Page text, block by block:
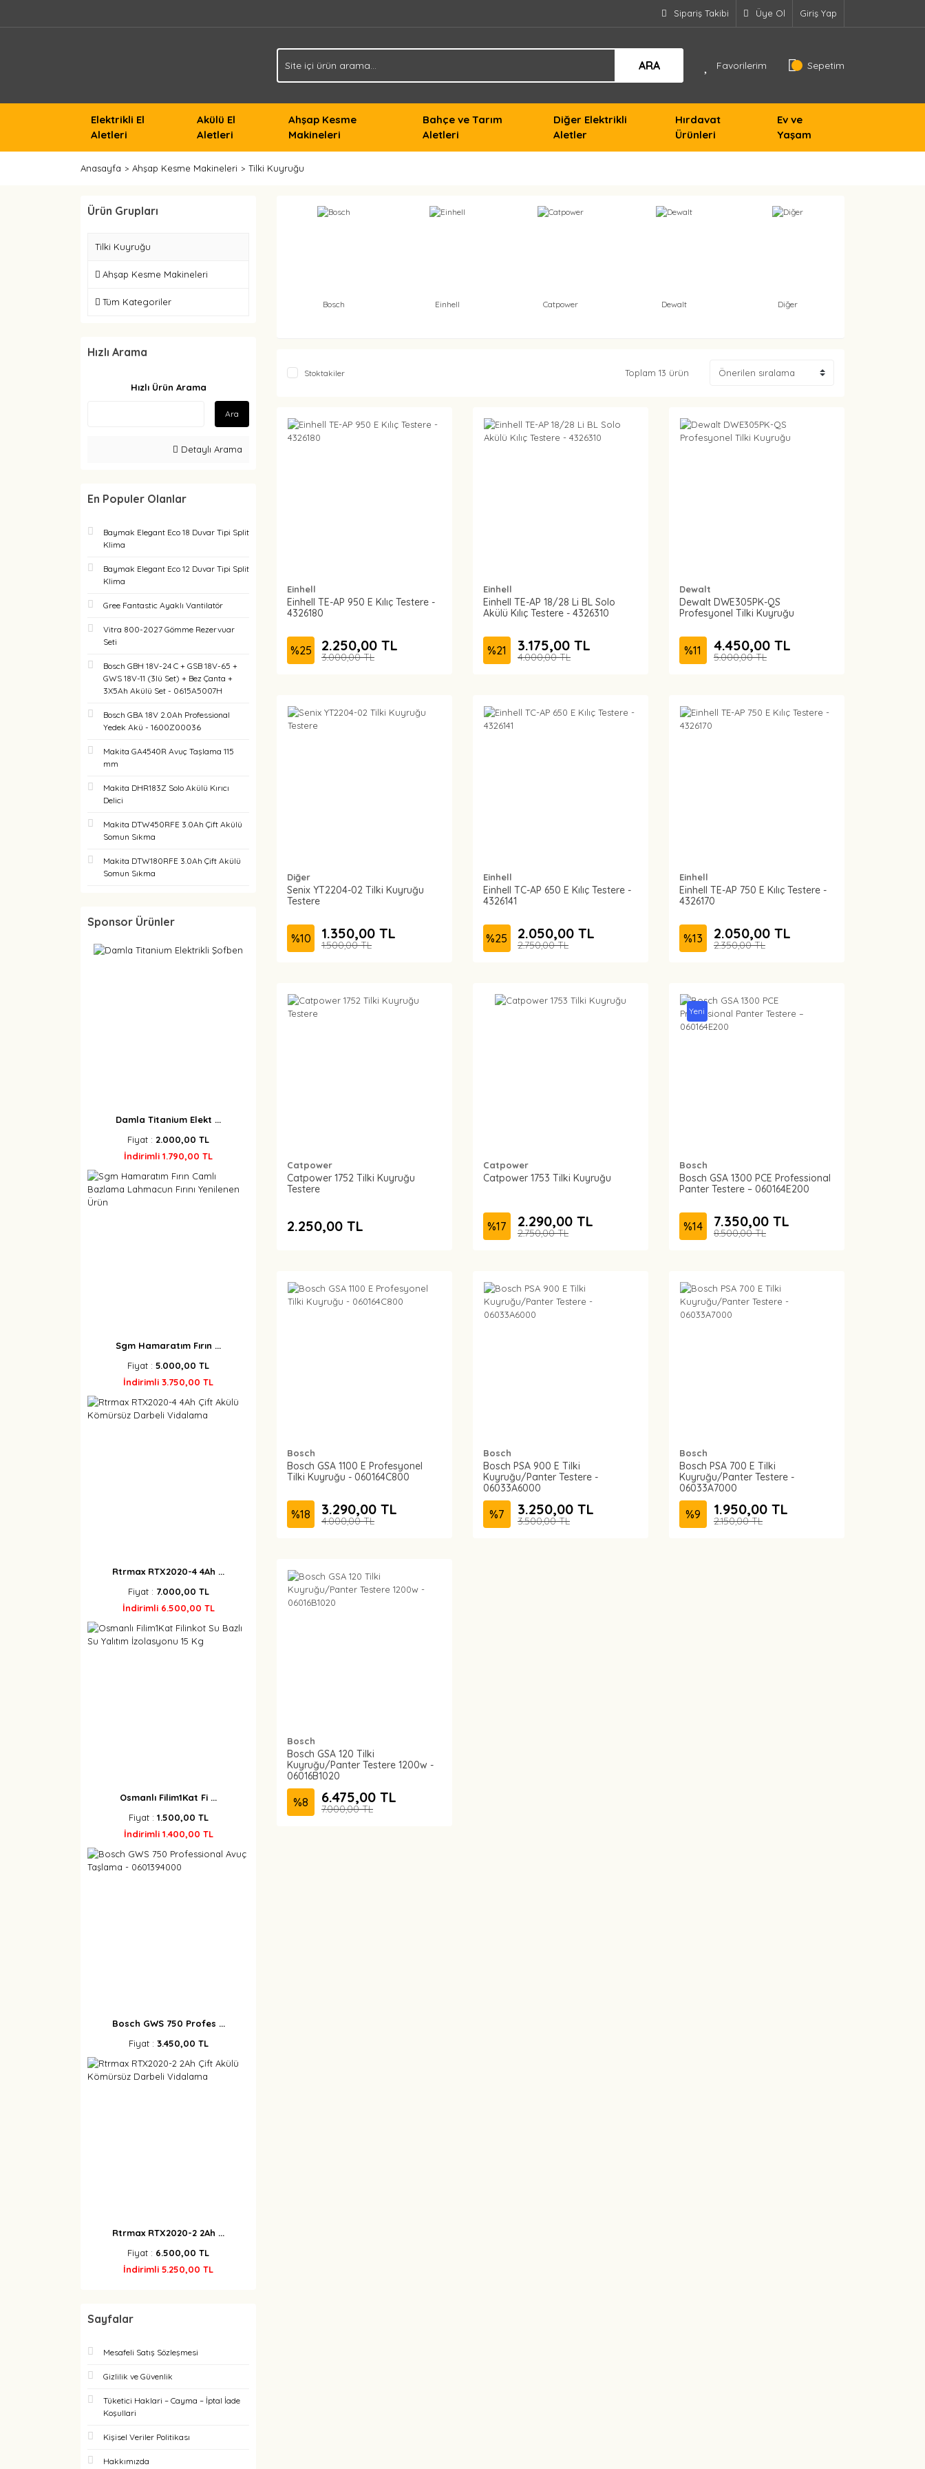
Sipariş Takibi Üye Ol Giriş Yap
ARA Favorilerim Sepetim
Elektrikli El
Aletleri
Akülü El
Aletleri
Ahşap Kesme
Makineleri
Bahçe ve Tarım
Aletleri
Diğer Elektrikli
Aletler
Hırdavat
Ürünleri
Ev ve
Yaşam
Anasayfa Ahşap Kesme Makineleri Tilki Kuyruğu
Ürün Grupları
Tilki Kuyruğu
Ahşap Kesme Makineleri
Tüm Kategoriler
Hızlı Arama
Hızlı Ürün Arama
Ara
Detaylı Arama
En Populer Olanlar
Baymak Elegant Eco 18 Duvar Tipi Split
Klima
Baymak Elegant Eco 12 Duvar Tipi Split
Klima
Gree Fantastic Ayaklı Vantilatör
Vitra 800-2027 Gömme Rezervuar
Seti
Bosch GBH 18V-24 C + GSB 18V-65 +
GWS 18V-11 (3lü Set) + Bez Çanta +
3X5Ah Akülü Set - 0615A5007H
Bosch GBA 18V 2.0Ah Professional
Yedek Akü - 1600Z00036
Makita GA4540R Avuç Taşlama 115
mm
Makita DHR183Z Solo Akülü Kırıcı
Delici
Makita DTW450RFE 3.0Ah Çift Akülü
Somun Sıkma
Makita DTW180RFE 3.0Ah Çift Akülü
Somun Sıkma
Sponsor Ürünler
Damla Titanium Elekt ...
Fiyat : 2.000,00 TL
İndirimli 1.790,00 TL
Sgm Hamaratım Fırın ...
Fiyat : 5.000,00 TL
İndirimli 3.750,00 TL
Rtrmax RTX2020-4 4Ah ...
Fiyat : 7.000,00 TL
İndirimli 6.500,00 TL
Osmanlı Filim1Kat Fi ...
Fiyat : 1.500,00 TL
İndirimli 1.400,00 TL
Bosch GWS 750 Profes ...
Fiyat : 3.450,00 TL
Rtrmax RTX2020-2 2Ah ...
Fiyat : 6.500,00 TL
İndirimli 5.250,00 TL
Sayfalar
Mesafeli Satış Sözleşmesi
Gizlilik ve Güvenlik
Tüketici Haklari – Cayma – İptal İade
Koşullari
Kişisel Veriler Politikası
Hakkımızda
Bosch Einhell Catpower Dewalt Diğer
Stoktakiler Toplam 13 ürün
Einhell
Einhell TE-AP 950 E Kılıç Testere -
4326180
%25 2.250,00 TL
3.000,00 TL
Einhell
Einhell TE-AP 18/28 Li BL Solo
Akülü Kılıç Testere - 4326310
%21 3.175,00 TL
4.000,00 TL
Dewalt
Dewalt DWE305PK-QS
Profesyonel Tilki Kuyruğu
%11 4.450,00 TL
5.000,00 TL
Diğer
Senix YT2204-02 Tilki Kuyruğu
Testere
%10 1.350,00 TL
1.500,00 TL
Einhell
Einhell TC-AP 650 E Kılıç Testere -
4326141
%25 2.050,00 TL
2.750,00 TL
Einhell
Einhell TE-AP 750 E Kılıç Testere -
4326170
%13 2.050,00 TL
2.350,00 TL
Catpower
Catpower 1752 Tilki Kuyruğu
Testere
2.250,00 TL
Catpower
Catpower 1753 Tilki Kuyruğu
%17 2.290,00 TL
2.750,00 TL
Yeni
Bosch
Bosch GSA 1300 PCE Professional
Panter Testere – 060164E200
%14 7.350,00 TL
8.500,00 TL
Bosch
Bosch GSA 1100 E Profesyonel
Tilki Kuyruğu - 060164C800
%18 3.290,00 TL
4.000,00 TL
Bosch
Bosch PSA 900 E Tilki
Kuyruğu/Panter Testere -
06033A6000
%7 3.250,00 TL
3.500,00 TL
Bosch
Bosch PSA 700 E Tilki
Kuyruğu/Panter Testere -
06033A7000
%9 1.950,00 TL
2.150,00 TL
Bosch
Bosch GSA 120 Tilki
Kuyruğu/Panter Testere 1200w -
06016B1020
%8 6.475,00 TL
7.000,00 TL